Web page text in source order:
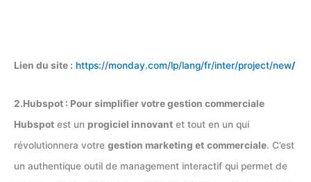
Lien du site : https://monday.com/lp/lang/fr/inter/project/new/
2.Hubspot : Pour simplifier votre gestion commerciale
Hubspot est un progiciel innovant et tout en un qui
révolutionnera votre gestion marketing et commerciale. C’est
un authentique outil de management interactif qui permet de